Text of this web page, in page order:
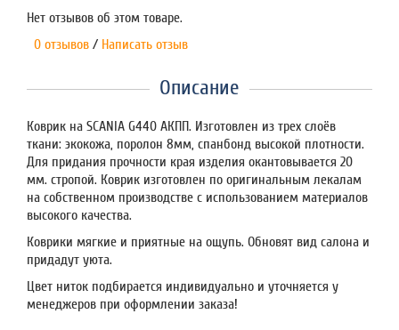
Нет отзывов об этом товаре.
0 отзывов / Написать отзыв
Описание
Коврик на SCANIA G440 АКПП. Изготовлен из трех слоёв
ткани: экокожа, поролон 8мм, спанбонд высокой плотности.
Для придания прочности края изделия окантовывается 20
мм. стропой. Коврик изготовлен по оригинальным лекалам
на собственном производстве с использованием материалов
высокого качества.
Коврики мягкие и приятные на ощупь. Обновят вид салона и
придадут уюта.
Цвет ниток подбирается индивидуально и уточняется у
менеджеров при оформлении заказа!